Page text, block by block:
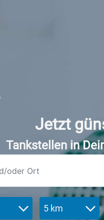
Jetzt
Tankstellen in
5 km